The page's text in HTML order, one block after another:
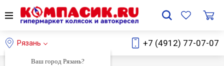
Рязань
Ваш город Рязань?
+7 (4912) 77-07-07